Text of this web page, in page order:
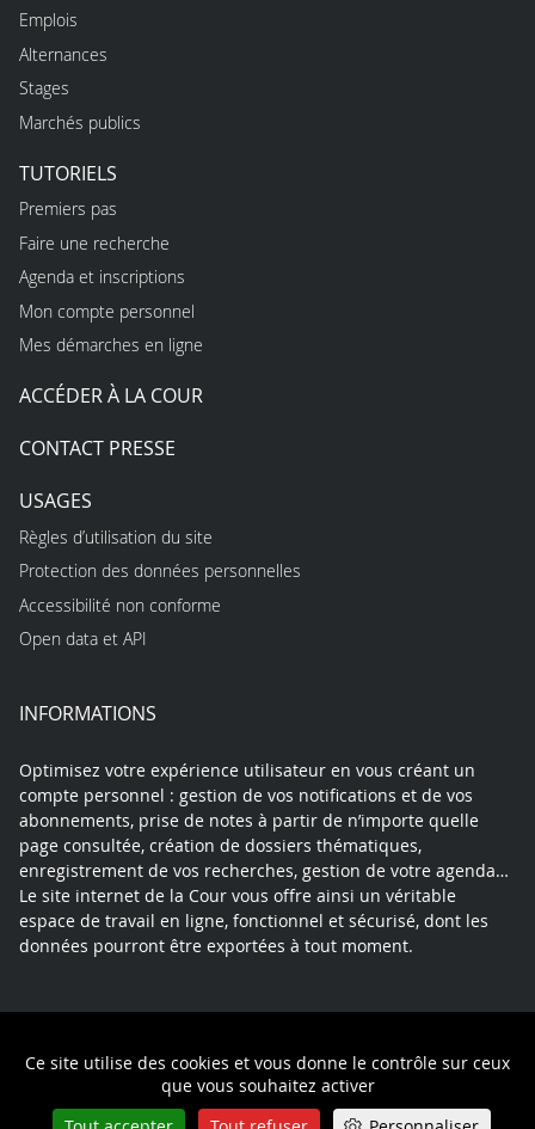
Ce site utilise des cookies et vous donne le contrôle sur ceux
que vous souhaitez activer
Emplois
Alternances
Stages
Marchés publics
TUTORIELS
Premiers pas
Faire une recherche
Agenda et inscriptions
Mon compte personnel
Mes démarches en ligne
ACCÉDER À LA COUR
CONTACT PRESSE
USAGES
Règles d’utilisation du site
Protection des données personnelles
Accessibilité non conforme
Open data et API
INFORMATIONS
Optimisez votre expérience utilisateur en vous créant un
compte personnel : gestion de vos notifications et de vos
abonnements, prise de notes à partir de n’importe quelle
page consultée, création de dossiers thématiques,
enregistrement de vos recherches, gestion de votre agenda…
Le site internet de la Cour vous offre ainsi un véritable
espace de travail en ligne, fonctionnel et sécurisé, dont les
données pourront être exportées à tout moment.
Politique de confidentialité